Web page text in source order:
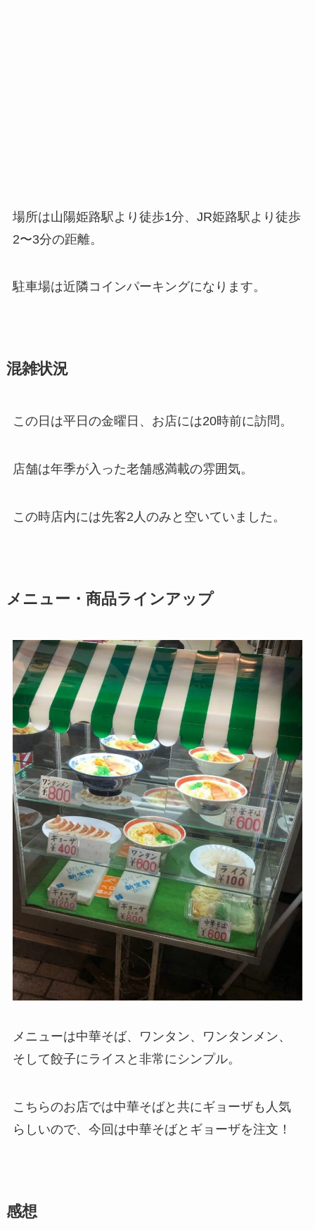
場所は山陽姫路駅より徒歩1分、JR姫路駅より徒歩
2〜3分の距離。
駐車場は近隣コインパーキングになります。
混雑状況
この日は平日の金曜日、お店には20時前に訪問。
店舗は年季が入った老舗感満載の雰囲気。
この時店内には先客2人のみと空いていました。
メニュー・商品ラインアップ
メニューは中華そば、ワンタン、ワンタンメン、
そして餃子にライスと非常にシンプル。
こちらのお店では中華そばと共にギョーザも人気
らしいので、今回は中華そばとギョーザを注文！
感想